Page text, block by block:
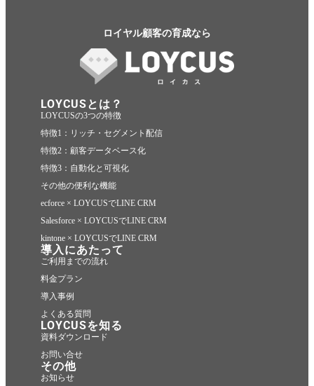
ロイヤル顧客の育成なら
LOYCUSとは？
LOYCUSの3つの特徴
特徴1：リッチ・セグメント配信
特徴2：顧客データベース化
特徴3：自動化と可視化
その他の便利な機能
ecforce × LOYCUSでLINE CRM
Salesforce × LOYCUSでLINE CRM
kintone × LOYCUSでLINE CRM
導入にあたって
ご利用までの流れ
料金プラン
導入事例
よくある質問
LOYCUSを知る
資料ダウンロード
お問い合せ
その他
お知らせ